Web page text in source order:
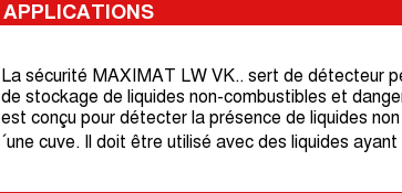
APPLICATIONS
La sécurité MAXIMAT LW VK.. sert de détecteur
de stockage de liquides non-combustibles et
est conçu pour détecter la présence de liquides
´une cuve. Il doit être utilisé avec des liquides